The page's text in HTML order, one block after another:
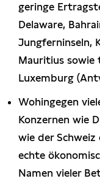
geringe
Delaware,
Jungferninseln,
Mauritius sowie
Luxemburg
Wohingegen
Konzernen wie
wie der Schweiz
echte
Namen vieler